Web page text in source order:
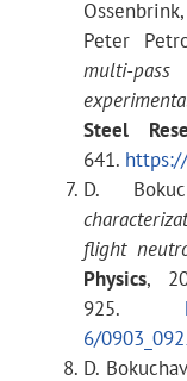
Ширина
тепловых
в режиме
разрешения
в режиме
разрешения
Peter
multi-
Steel
641.
D.
flight
Physics,
925.
6/
D.